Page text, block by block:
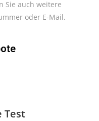
Sie auch weitere
oder E-Mail.
Test